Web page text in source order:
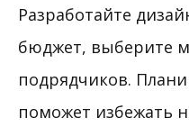
Разработайте
бюджет, выберите
подрядчиков.
поможет избежать